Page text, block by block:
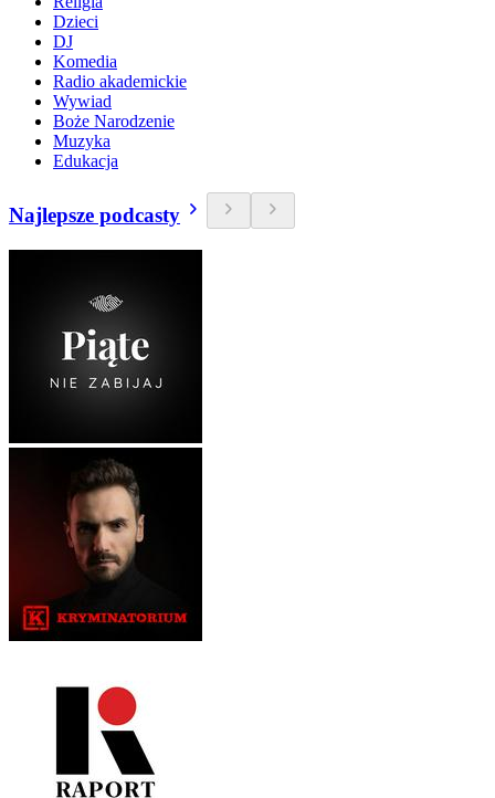
Dzieci
DJ
Komedia
Radio akademickie
Wywiad
Boże Narodzenie
Muzyka
Edukacja
Najlepsze podcasty